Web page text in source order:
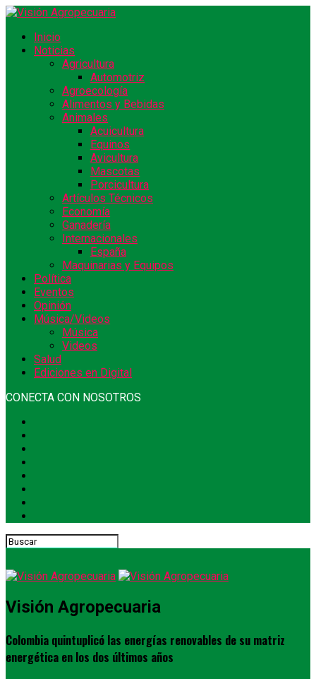
Inicio
Noticias
Agricultura
Automotriz
Agroecología
Alimentos y Bebidas
Animales
Acuicultura
Equinos
Avicultura
Mascotas
Porcicultura
Artículos Técnicos
Economía
Ganadería
Internacionales
España
Maquinarias y Equipos
Política
Eventos
Opinión
Música/Videos
Música
Videos
Salud
Ediciones en Digital
CONECTA CON NOSOTROS
Visión Agropecuaria
Colombia quintuplicó las energías renovables de su matriz
energética en los dos últimos años